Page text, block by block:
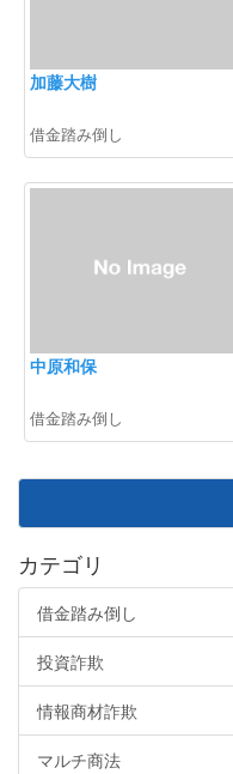
加藤大樹
借金踏み倒し
中原和保
借金踏み倒し
カテゴリ
借金踏み倒し
投資詐欺
情報商材詐欺
マルチ商法